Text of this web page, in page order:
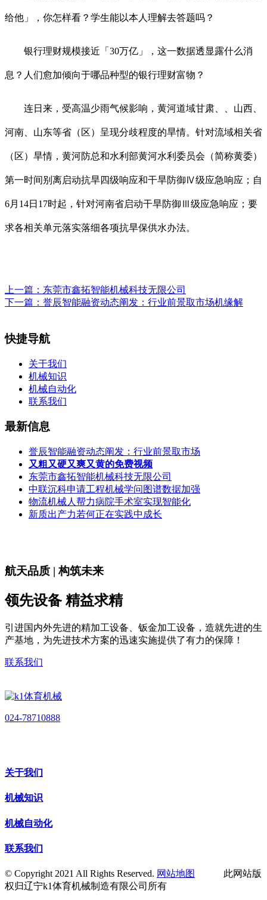
给他」，你怎样看？学生能以本人理解去答题吗？
银行理财规模接近「30万亿」，这一数据透显露什么消
息？人们愈加倾向于哪品种型的银行理财富物？
连日来，受高温少雨气候影响，黄河道域甘肃、、山西、
河南、山东等省（区）呈现分歧程度的旱情。针对流域相关省
（区）旱情，黄河防总和水利部黄河水利委员会（简称黄委）
第一时间别离启动抗旱四级响应和干旱防御Ⅳ级应急响应；自
6月14日17时起，针对河南省启动干旱防御Ⅲ级应急响应；要
求各相关单元落实落细各项抗旱保供水办法。
上一篇： 东莞市鑫拓智能机械科技无限公司
下一篇： 誉辰智能融资动态阐发：行业前景取市场机缘解
快捷导航
关于我们
机械知识
机械自动化
联系我们
最新信息
誉辰智能融资动态阐发：行业前景取市场
又粗又硬又爽又黄的免费视频
东莞市鑫拓智能机械科技无限公司
中联沉科申请工程机械学问图谱数据加强
物流机械人帮力病院手术室实现智能化
新质出产力若何正在实践中成长
航天品质 | 构筑未来
领先设备 精益求精
引进国内外先进的精加工设备、钣金加工设备，造就先进的生
产基地，为先进技术方案的迅速实施提供了有力的保障！
联系我们
024-78710888
关于我们
机械知识
机械自动化
联系我们
© Copyright 2021 All Rights Reserved. 网站地图
此网站版
权归辽宁k1体育机械制造有限公司所有